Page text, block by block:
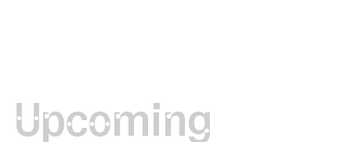
Upcoming